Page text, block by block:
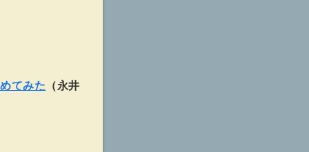
てみた （永井